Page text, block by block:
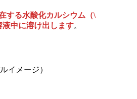
する水酸化カルシウム（\
液中に溶け出します。
イメージ）